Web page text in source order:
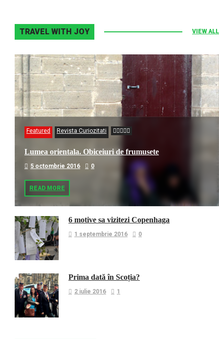
TRAVEL WITH JOY VIEW ALL
Featured Revista Curiozitati
Lumea orientala. Obiceiuri de frumusete
5 octombrie 2016 0
READ MORE
6 motive sa vizitezi Copenhaga
1 septembrie 2016 0
Prima dată în Scoția?
2 iulie 2016 1